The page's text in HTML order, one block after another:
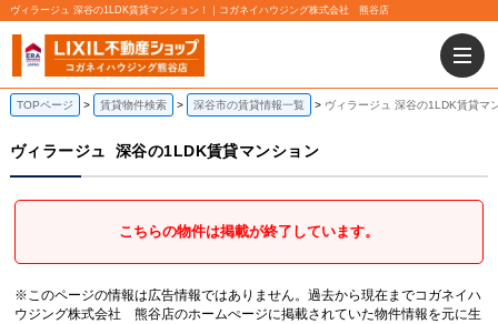
ヴィラージュ 深谷の1LDK賃貸マンション！｜コガネイハウジング株式会社 熊谷店
TOPページ 賃貸物件検索 深谷市の賃貸情報一覧 ヴィラージュ 深谷の1LDK賃貸マ
ヴィラージュ 深谷の1LDK賃貸マンション
こちらの物件は掲載が終了しています。
※このページの情報は広告情報ではありません。過去から現在までコガネイハ
ウジング株式会社 熊谷店のホームぺージに掲載されていた物件情報を元に生